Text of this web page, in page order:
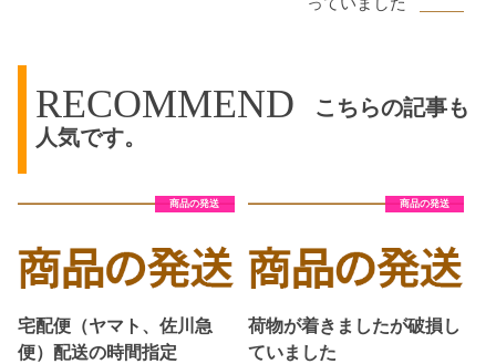
っていました
RECOMMEND
こちらの記事も
人気です。
商品の発送
宅配便（ヤマト、佐川急
便）配送の時間指定
商品の発送
荷物が着きましたが破損し
ていました